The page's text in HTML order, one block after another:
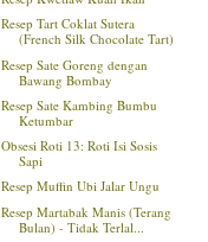
Resep Tart Coklat Sutera
(French Silk Chocolate Tart)
Resep Sate Goreng dengan
Bawang Bombay
Resep Sate Kambing Bumbu
Ketumbar
Obsesi Roti 13: Roti Isi Sosis
Sapi
Resep Muffin Ubi Jalar Ungu
Resep Martabak Manis (Terang
Bulan) - Tidak Terlal...